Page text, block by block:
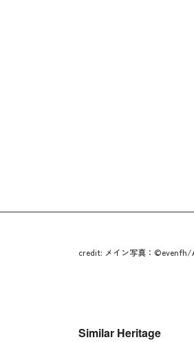
credit: メイン写真：©evenfh/
Similar Heritage